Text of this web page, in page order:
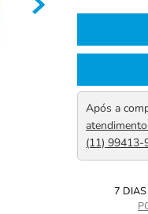
Após a
(11) 99413-
7